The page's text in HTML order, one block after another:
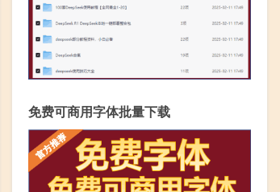
免费可商用字体批量下载